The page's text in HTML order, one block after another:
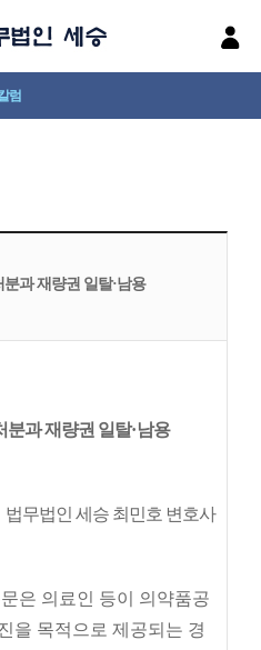
럼
분과 재량권 일탈·남용
분과 재량권 일탈·남용
법무법인 세승 최민호 변호사
은 의료인 등이 의약품공
을 목적으로 제공되는 경